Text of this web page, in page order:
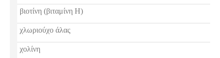
βιοτίνη (βιταμίνη Η)
χλωριούχο άλας
χολίνη